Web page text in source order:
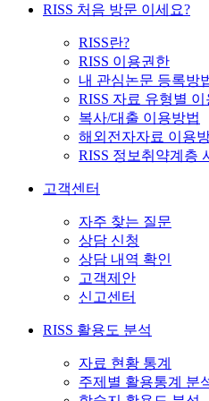
RISS 처음 방문 이세요?
RISS란?
RISS 이용권한
내 관심논문 등록방
RISS 자료 유형별 이
복사/대출 이용방법
해외전자자료 이용
RISS 정보취약계층
고객센터
자주 찾는 질문
상담 신청
상담 내역 확인
고객제안
신고센터
RISS 활용도 분석
자료 현황 통계
주제별 활용통계 분